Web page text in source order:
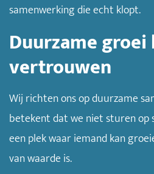
samenwerking die echt klopt.
Duurzame
vertrouwen
Wij richten ons op duurzame
betekent dat we niet sturen op
een plek waar iemand kan
van waarde is.